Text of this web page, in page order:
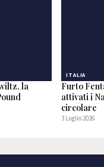
la
ITALIA
Furto
attivati i
circolare
3 Luglio 2026